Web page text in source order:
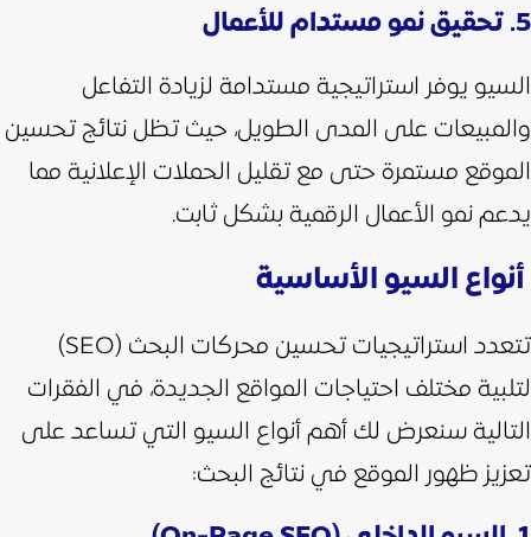
5. تحقيق نمو مستدام للأعمال
السيو يوفر استراتيجية مستدامة لزيادة التفاعل
والمبيعات على المدى الطويل، حيث تظل نتائج تحسين
الموقع مستمرة حتى مع تقليل الحملات الإعلانية مما
يدعم نمو الأعمال الرقمية بشكل ثابت.
أنواع السيو الأساسية
تتعدد استراتيجيات تحسين محركات البحث (SEO)
لتلبية مختلف احتياجات المواقع الجديدة، في الفقرات
التالية سنعرض لك أهم أنواع السيو التي تساعد على
تعزيز ظهور الموقع في نتائج البحث: